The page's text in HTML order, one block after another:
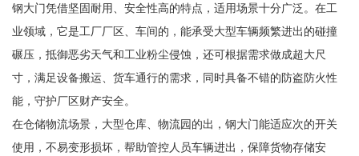
钢大门凭借坚固耐用、安全性高的特点，适用场景十分广泛。在工
业领域，它是工厂厂区、车间的，能承受大型车辆频繁进出的碰撞
碾压，抵御恶劣天气和工业粉尘侵蚀，还可根据需求做成超大尺
寸，满足设备搬运、货车通行的需求，同时具备不错的防盗防火性
能，守护厂区财产安全。
在仓储物流场景，大型仓库、物流园的出，钢大门能适应次的开关
使用，不易变形损坏，帮助管控人员车辆进出，保障货物存储安